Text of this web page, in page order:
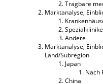
Tragbare
Marktanalyse,
Andere
Marktanalyse,
Land/Subregion
Japan
Nach
China